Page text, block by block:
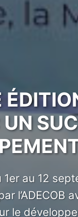
DES
du
des
au 12
le
pour la
de